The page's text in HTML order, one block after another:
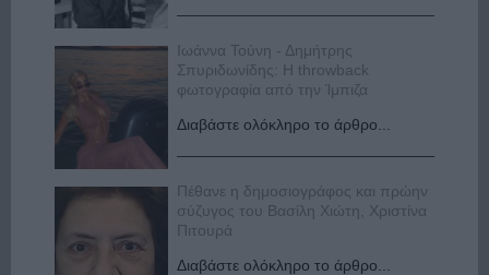
Ιωάννα Τούνη - Δημήτρης
Σπυριδωνίδης: Η throwback
φωτογραφία από την Ίμπιζα
Διαβάστε ολόκληρο το άρθρο...
Πέθανε η δημοσιογράφος και πρώην
σύζυγος του Βασίλη Χιώτη, Χριστίνα
Πιτουρά
Διαβάστε ολόκληρο το άρθρο...